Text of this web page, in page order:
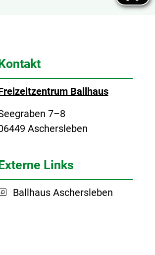
Ballhaus
7–8
Aschersleben
Links
Ballhaus Aschersleben